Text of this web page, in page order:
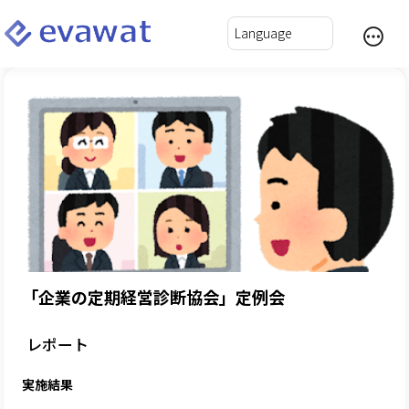
「企業の定期経営診断協会」定例会
レポート
実施結果